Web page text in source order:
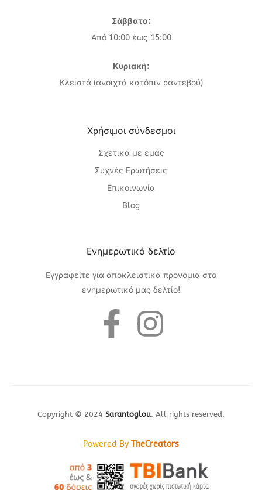
Σάββατο:
Από 10:00 έως 15:00
Κυριακή:
Κλειστά (ανοιχτά κατόπιν ραντεβού)
Χρήσιμοι σύνδεσμοι
Σχετικά με εμάς
Συχνές Ερωτήσεις
Επικοινωνία
Blog
Eνημερωτικό δελτίο
Εγγραφείτε για αποκλειστικά προνόμια στο
ενημερωτικό μας δελτίο!
Copyright © 2024 Sarantoglou. All rights reserved.
Powered By TheCreators